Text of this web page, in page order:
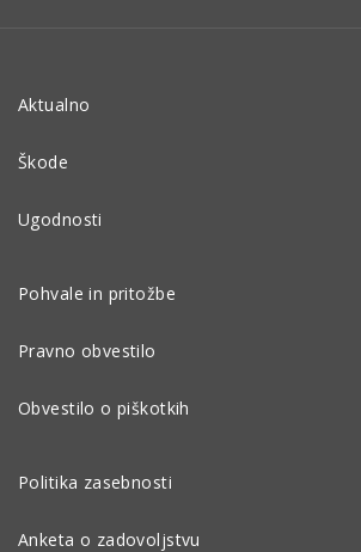
Aktualno
Škode
Ugodnosti
Pohvale in pritožbe
Pravno obvestilo
Obvestilo o piškotkih
Politika zasebnosti
Anketa o zadovoljstvu